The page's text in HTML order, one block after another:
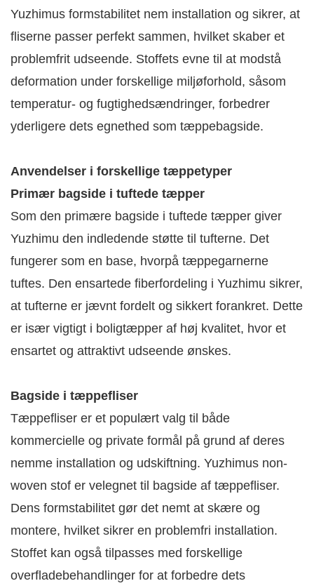
Yuzhimus formstabilitet nem installation og sikrer, at
fliserne passer perfekt sammen, hvilket skaber et
problemfrit udseende. Stoffets evne til at modstå
deformation under forskellige miljøforhold, såsom
temperatur- og fugtighedsændringer, forbedrer
yderligere dets egnethed som tæppebagside.
Anvendelser i forskellige tæppetyper
Primær bagside i tuftede tæpper
Som den primære bagside i tuftede tæpper giver
Yuzhimu den indledende støtte til tufterne. Det
fungerer som en base, hvorpå tæppegarnerne
tuftes. Den ensartede fiberfordeling i Yuzhimu sikrer,
at tufterne er jævnt fordelt og sikkert forankret. Dette
er især vigtigt i boligtæpper af høj kvalitet, hvor et
ensartet og attraktivt udseende ønskes.
Bagside i tæppefliser
Tæppefliser er et populært valg til både
kommercielle og private formål på grund af deres
nemme installation og udskiftning. Yuzhimus non-
woven stof er velegnet til bagside af tæppefliser.
Dens formstabilitet gør det nemt at skære og
montere, hvilket sikrer en problemfri installation.
Stoffet kan også tilpasses med forskellige
overfladebehandlinger for at forbedre dets